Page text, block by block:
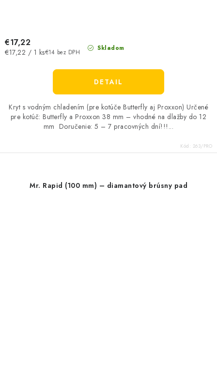
Skladom
€14 bez DPH
€17,22
Jednotková
€17,22 / 1 ks
DETAIL
Kryt s vodným chladením (pre kotúče Butterfly aj Proxxon) Určené
pre kotúč: Butterfly a Proxxon 38 mm – vhodné na dlažby do 12
mm Doručenie: 5 – 7 pracovných dní!!!...
Kód: 263/PRO
Mr. Rapid (100 mm) – diamantový brúsny pad